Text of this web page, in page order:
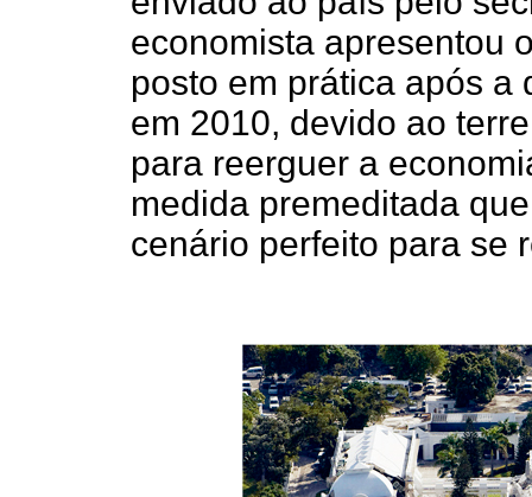
economista apresentou
posto em prática após a
em 2010, devido ao
para reerguer a
medida premeditada
cenário perfeito para se